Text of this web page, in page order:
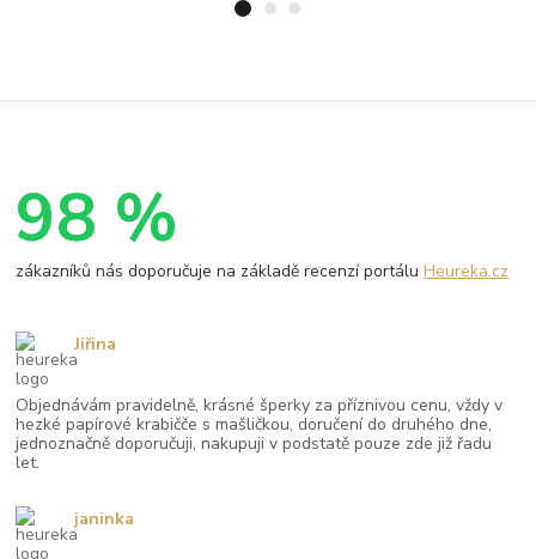
98 %
zákazníků nás doporučuje na základě recenzí portáluHeureka.cz
Objednávám pravidelně, krásné šperky za příznivou cenu, vždy v
hezké papírové krabičče s mašličkou, doručení do druhého dne,
jednoznačně doporučuji, nakupuji v podstatě pouze zde již řadu
let.
Jiřina
janinka